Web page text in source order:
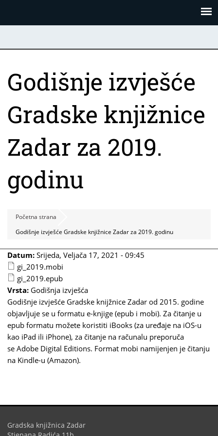
Godišnje izvješće
Gradske knjižnice
Zadar za 2019.
godinu
Početna strana
Godišnje izvješće Gradske knjižnice Zadar za 2019. godinu
Datum: Srijeda, Veljača 17, 2021 - 09:45
gi_2019.mobi
gi_2019.epub
Vrsta: Godišnja izvješća
Godišnje izvješće Gradske knijžnice Zadar od 2015. godine
objavljuje se u formatu e-knjige (epub i mobi). Za čitanje u
epub formatu možete koristiti iBooks (za uređaje na iOS-u
kao iPad ili iPhone), za čitanje na računalu preporuča
se Adobe Digital Editions. Format mobi namijenjen je čitanju
na Kindle-u (Amazon).
Gradska knjižnica Zadar